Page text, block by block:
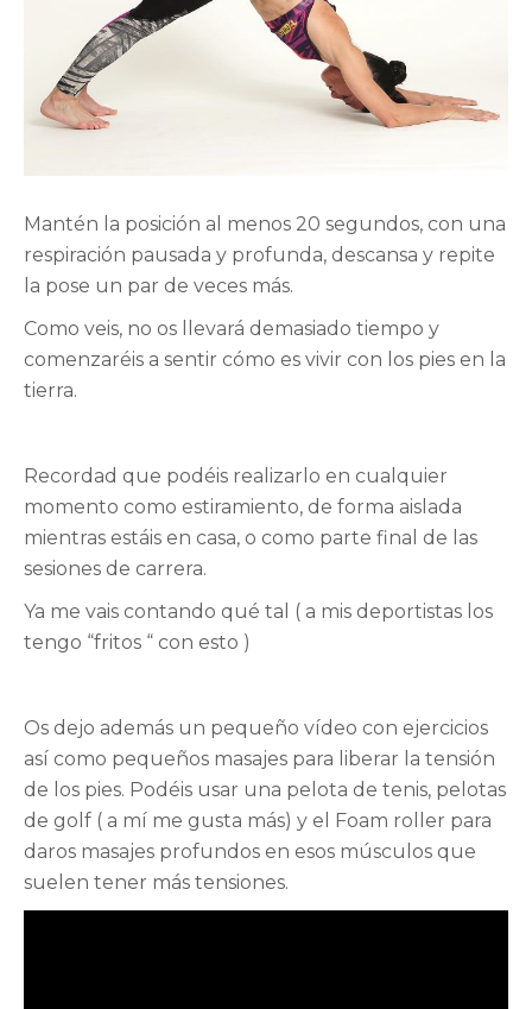
Mantén la posición al menos 20 segundos, con una
respiración pausada y profunda, descansa y repite
la pose un par de veces más.
Como veis, no os llevará demasiado tiempo y
comenzaréis a sentir cómo es vivir con los pies en la
tierra.
Recordad que podéis realizarlo en cualquier
momento como estiramiento, de forma aislada
mientras estáis en casa, o como parte final de las
sesiones de carrera.
Ya me vais contando qué tal ( a mis deportistas los
tengo “fritos “ con esto )
Os dejo además un pequeño vídeo con ejercicios
así como pequeños masajes para liberar la tensión
de los pies. Podéis usar una pelota de tenis, pelotas
de golf ( a mí me gusta más) y el Foam roller para
daros masajes profundos en esos músculos que
suelen tener más tensiones.